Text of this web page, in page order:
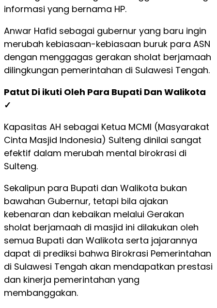
informasi yang bernama HP.
Anwar Hafid sebagai gubernur yang baru ingin
merubah kebiasaan-kebiasaan buruk para ASN
dengan menggagas gerakan sholat berjamaah
dilingkungan pemerintahan di Sulawesi Tengah.
Patut Di ikuti Oleh Para Bupati Dan Walikota
✓
Kapasitas AH sebagai Ketua MCMI (Masyarakat
Cinta Masjid Indonesia) Sulteng dinilai sangat
efektif dalam merubah mental birokrasi di
Sulteng.
Sekalipun para Bupati dan Walikota bukan
bawahan Gubernur, tetapi bila ajakan
kebenaran dan kebaikan melalui Gerakan
sholat berjamaah di masjid ini dilakukan oleh
semua Bupati dan Walikota serta jajarannya
dapat di prediksi bahwa Birokrasi Pemerintahan
di Sulawesi Tengah akan mendapatkan prestasi
dan kinerja pemerintahan yang
membanggakan.